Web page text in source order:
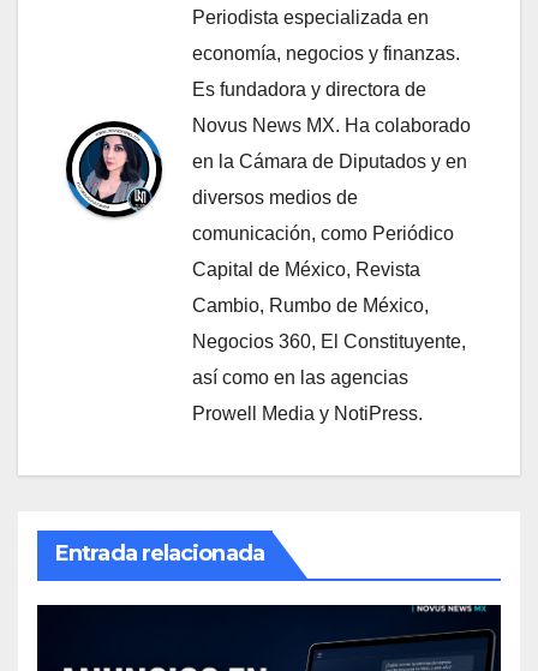
Periodista especializada en
economía, negocios y finanzas.
Es fundadora y directora de
Novus News MX. Ha colaborado
en la Cámara de Diputados y en
diversos medios de
comunicación, como Periódico
Capital de México, Revista
Cambio, Rumbo de México,
Negocios 360, El Constituyente,
así como en las agencias
Prowell Media y NotiPress.
Entrada relacionada